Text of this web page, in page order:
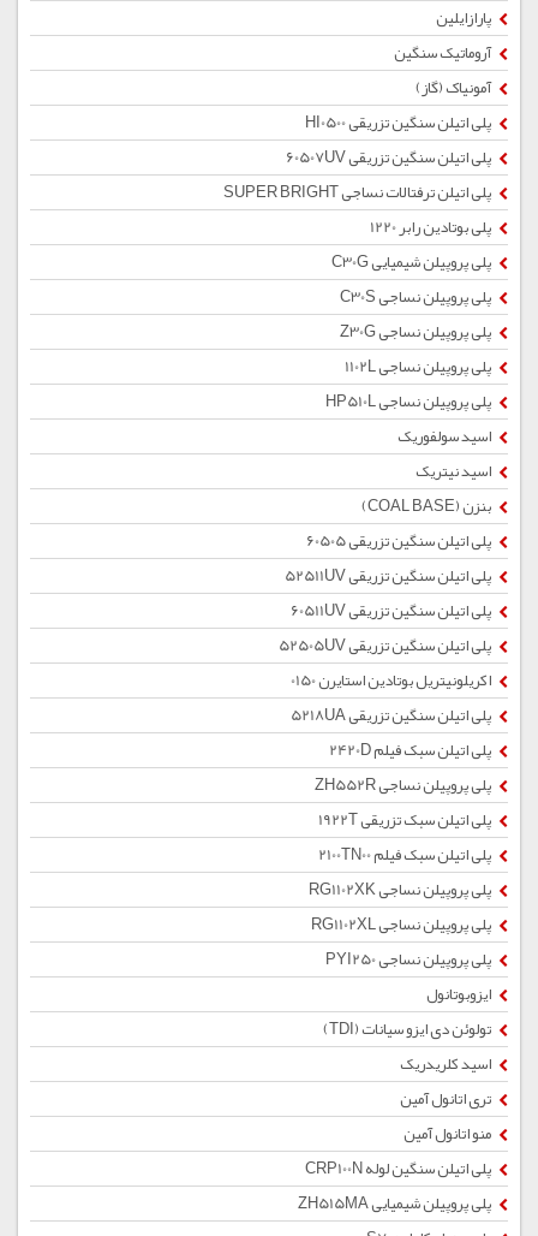
پارازایلین
آروماتیک سنگین
آمونیاک (گاز)
پلی اتیلن سنگین تزریقی HI0500
پلی اتیلن سنگین تزریقی 60507UV
پلی اتیلن ترفتالات نساجی SUPER BRIGHT
پلی بوتادین رابر 1220
پلی پروپیلن شیمیایی C30G
پلی پروپیلن نساجی C30S
پلی پروپیلن نساجی Z30G
پلی پروپیلن نساجی 1102L
پلی پروپیلن نساجی HP510L
اسید سولفوریک
اسید نیتریک
بنزن (COAL BASE)
پلی اتیلن سنگین تزریقی 60505
پلی اتیلن سنگین تزریقی 52511UV
پلی اتیلن سنگین تزریقی 60511UV
پلی اتیلن سنگین تزریقی 52505UV
اکریلونیتریل بوتادین استایرن 0150
پلی اتیلن سنگین تزریقی 5218UA
پلی اتیلن سبک فیلم 2420D
پلی پروپیلن نساجی ZH552R
پلی اتیلن سبک تزریقی 1922T
پلی اتیلن سبک فیلم 2100TN00
پلی پروپیلن نساجی RG1102XK
پلی پروپیلن نساجی RG1102XL
پلی پروپیلن نساجی PYI250
ایزوبوتانول
تولوئن دی ایزو سیانات (TDI)
اسید کلریدریک
تری اتانول آمین
منو اتانول آمین
پلی اتیلن سنگین لوله CRP100N
پلی پروپیلن شیمیایی ZH515MA